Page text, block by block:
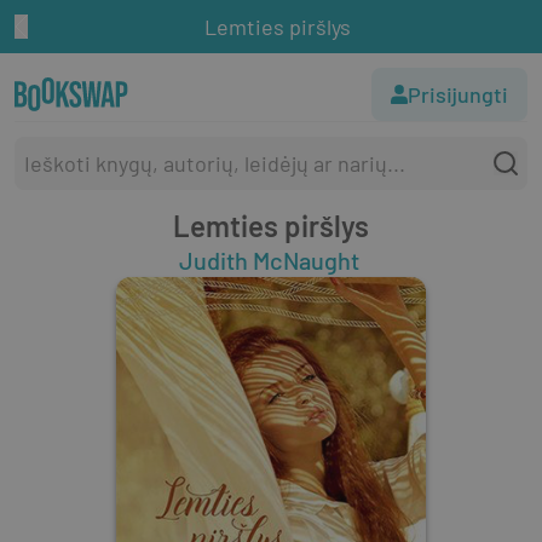
Lemties piršlys
Prisijungti
Lemties piršlys
Judith McNaught